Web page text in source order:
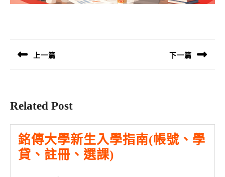
導
上一篇 下一篇
Related Post
銘傳大學新生入學指南(帳號、學
貸、註冊、選課)